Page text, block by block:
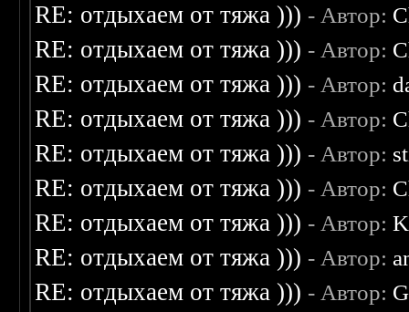
RE: отдыхаем от тяжа ))) - Автор:
RE: отдыхаем от тяжа ))) - Автор:
RE: отдыхаем от тяжа ))) - Автор:
RE: отдыхаем от тяжа ))) - Автор:
RE: отдыхаем от тяжа ))) - Автор:
RE: отдыхаем от тяжа ))) - Автор:
RE: отдыхаем от тяжа ))) - Автор:
RE: отдыхаем от тяжа ))) - Автор:
RE: отдыхаем от тяжа ))) - Автор: